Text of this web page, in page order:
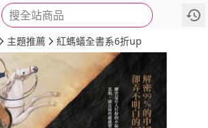
搜全站商品
評價 簡介 推薦
主題推薦 紅螞蟻全書系6折up